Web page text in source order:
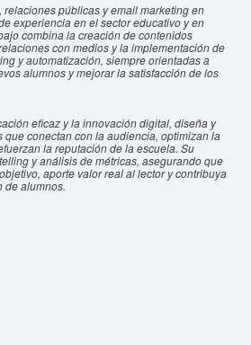
públicas y email marketing en
experiencia en el sector educativo y en
combina la creación de contenidos
con medios y la implementación de
y automatización, siempre orientadas a
alumnos y mejorar la satisfacción de los
eficaz y la innovación digital, diseña y
que conectan con la audiencia, optimizan la
la reputación de la escuela. Su
y análisis de métricas, asegurando que
aporte valor real al lector y contribuya
de alumnos.